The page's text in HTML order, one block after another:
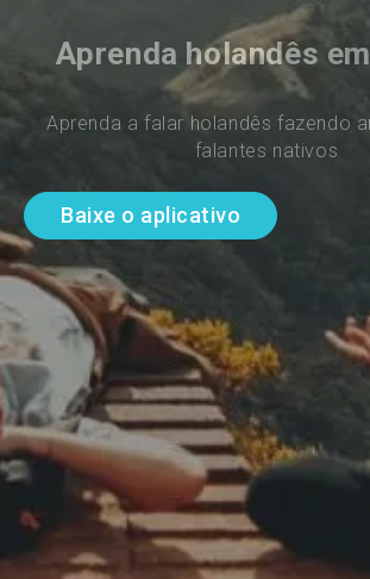
Aprenda holandês
Aprenda a falar holandês fazendo
falantes nativos
Baixe o aplicativo